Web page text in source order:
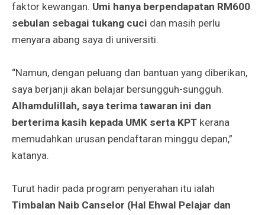
faktor kewangan. Umi hanya berpendapatan RM600
sebulan sebagai tukang cuci dan masih perlu
menyara abang saya di universiti.
“Namun, dengan peluang dan bantuan yang diberikan,
saya berjanji akan belajar bersungguh-sungguh.
Alhamdulillah, saya terima tawaran ini dan
berterima kasih kepada UMK serta KPT kerana
memudahkan urusan pendaftaran minggu depan,”
katanya.
Turut hadir pada program penyerahan itu ialah
Timbalan Naib Canselor (Hal Ehwal Pelajar dan